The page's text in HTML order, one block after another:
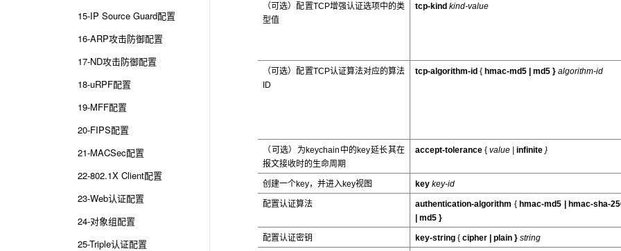
15-IP Source Guard配置
16-ARP攻击防御配置
17-ND攻击防御配置
18-uRPF配置
19-MFF配置
20-FIPS配置
21-MACSec配置
22-802.1X Client配置
23-Web认证配置
24-对象组配置
25-Triple认证配置
（可选）配置TCP增强认证选项中的类
型值
tcp-kindkind-value
（可选）配置TCP认证算法对应的算法
ID
tcp-algorithm-id{ hmac-md5 | md5} algorithm-id
（可选）为keychain中的key延长其在
报文接收时的生命周期
accept-tolerance {value |infinite }
创建一个key，并进入key视图 key key-id
配置认证算法 authentication-algorithm {hmac-md5 | hmac-sha-
|md5 }
配置认证密钥 key-string{cipher |plain} string